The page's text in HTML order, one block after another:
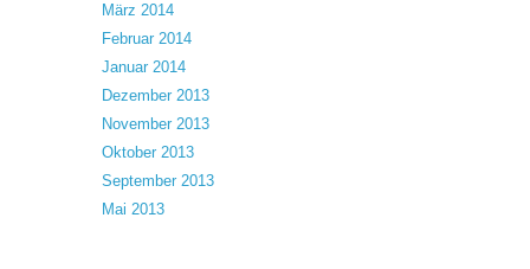
März 2014
Februar 2014
Januar 2014
Dezember 2013
November 2013
Oktober 2013
September 2013
Mai 2013